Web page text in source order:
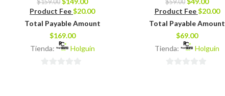
$159.00
Product Fee$20.00
Total Payable Amount
$169.00
Tienda:
Holguín
$59.00
Product Fee $20.00
Total Payable Amount
$69.00
Tienda:
Holguín